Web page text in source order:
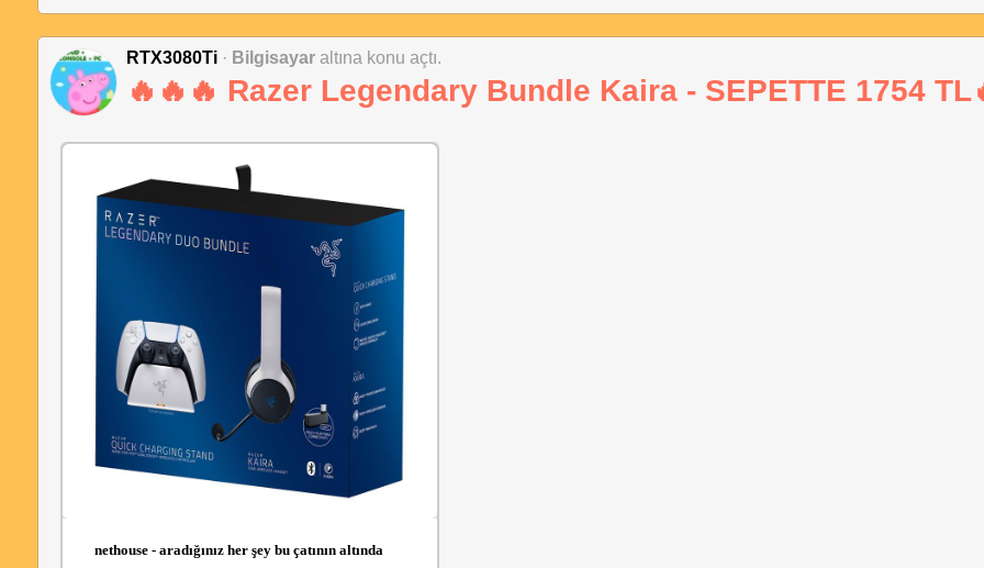
RTX3080Ti · Bilgisayar altına konu açtı.
🔥🔥🔥 Razer Legendary Bundle Kaira - SEPETTE 1754
nethouse - aradığınız her şey bu çatının altında